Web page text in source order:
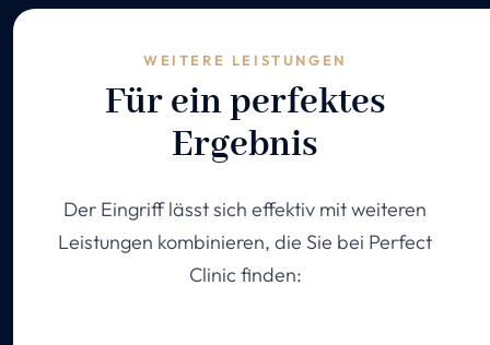
WEITERE LEISTUNGEN
Für ein perfektes
Ergebnis
Der Eingriff lässt sich effektiv mit weiteren
Leistungen kombinieren, die Sie bei Perfect
Clinic finden: